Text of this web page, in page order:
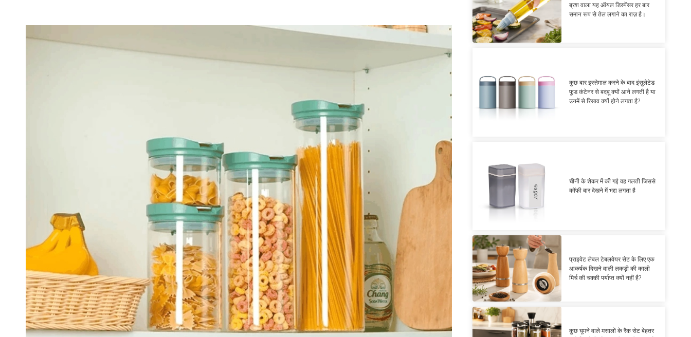
ब्रश वाला यह ऑयल डिस्पेंसर हर बार
समान रूप से तेल लगाने का राज़ है।
कुछ बार इस्तेमाल करने के बाद इंसुलेटेड
फूड कंटेनर से बदबू क्यों आने लगती है या
उनमें से रिसाव क्यों होने लगता है?
चीनी के शेकर में की गई वह गलती जिससे
कॉफी बार देखने में भद्दा लगता है
प्राइवेट लेबल टेबलवेयर सेट के लिए एक
आकर्षक दिखने वाली लकड़ी की काली
मिर्च की चक्की पर्याप्त क्यों नहीं है?
कुछ घूमने वाले मसालों के रैक सेट बेहतर